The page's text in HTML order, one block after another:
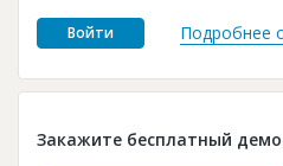
Пресс-релизы
Войти Подробнее
Закажите бесплатный